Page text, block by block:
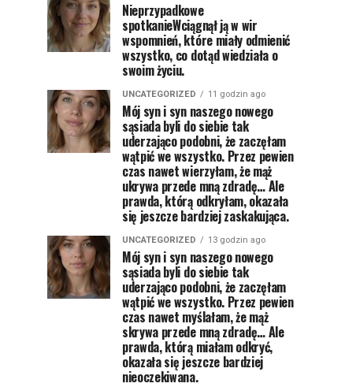
Nieprzypadkowe
spotkanieWciągnął ją w wir
wspomnień, które miały odmienić
wszystko, co dotąd wiedziała o
swoim życiu.
UNCATEGORIZED 11 godzin ago
Mój syn i syn naszego nowego
sąsiada byli do siebie tak
uderzająco podobni, że zaczęłam
wątpić we wszystko. Przez pewien
czas nawet wierzyłam, że mąż
ukrywa przede mną zdradę… Ale
prawda, którą odkryłam, okazała
się jeszcze bardziej zaskakująca.
UNCATEGORIZED 13 godzin ago
Mój syn i syn naszego nowego
sąsiada byli do siebie tak
uderzająco podobni, że zaczęłam
wątpić we wszystko. Przez pewien
czas nawet myślałam, że mąż
skrywa przede mną zdradę… Ale
prawda, którą miałam odkryć,
okazała się jeszcze bardziej
nieoczekiwana.